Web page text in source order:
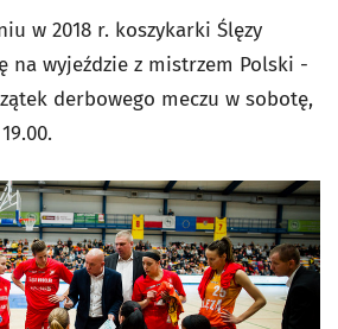
w 2018 r. koszykarki Ślęzy
na wyjeździe z mistrzem Polski -
derbowego meczu w sobotę,